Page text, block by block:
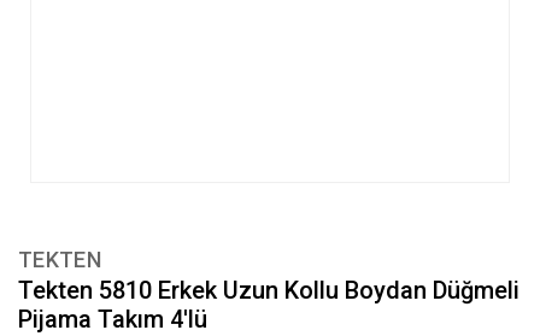
TEKTEN
Tekten 5810 Erkek Uzun Kollu Boydan Düğmeli
Pijama Takım 4'lü